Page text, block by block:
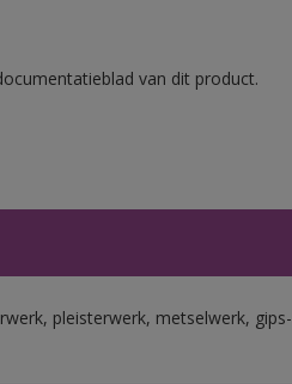
van dit product.
pleisterwerk, metselwerk, gips-